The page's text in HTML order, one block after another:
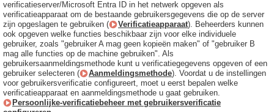
verificatieserver/Microsoft Entra ID in het netwerk opgeven als
verificatieapparaat om de bestaande gebruikersgegevens die op de server
zijn opgeslagen te gebruiken (
Verificatieapparaat). Beheerders kunnen
ook opgeven welke functies beschikbaar zijn voor elke individuele
gebruiker, zoals "gebruiker A mag geen kopieën maken" of "gebruiker B
mag alle functies op de machine gebruiken". Als
gebruikersaanmeldingsmethode kunt u verificatiegegevens opgeven of een
gebruiker selecteren (
Aanmeldingsmethode). Voordat u de instellingen
voor gebruikersverificatie configureert, moet u eerst bepalen welke
verificatieapparaat en aanmeldingsmethode u gaat gebruiken.
Persoonlijke-verificatiebeheer met gebruikersverificatie